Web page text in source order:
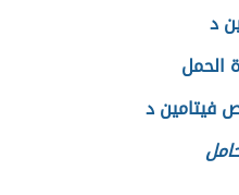
د
الحمل
فيتامين د